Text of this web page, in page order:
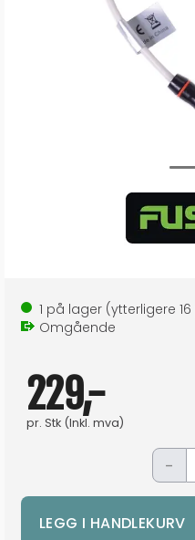
1 på lager (ytterligere 16
Omgående
229,-
pr. Stk (Inkl. mva)
-